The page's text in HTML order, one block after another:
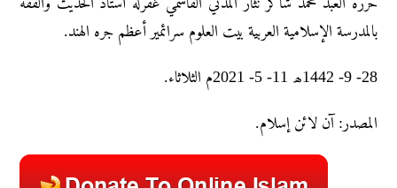
بالمدرسة الإسلامية العربية بيت العلوم سرائمير أعظم جره الهند.
28- 9- 1442ھ 11- 5- 2021م الثلاثاء.
المصدر: آن لائن إسلام.